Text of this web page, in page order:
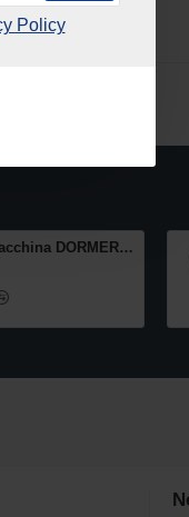
Policy
Alesatore a macchina DORMER Hss CM 16,00mm